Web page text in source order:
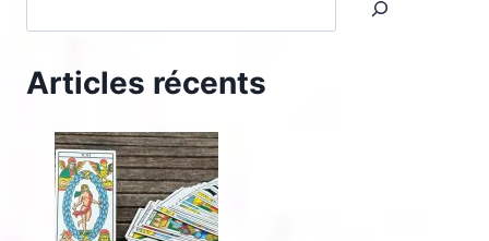
Articles récents